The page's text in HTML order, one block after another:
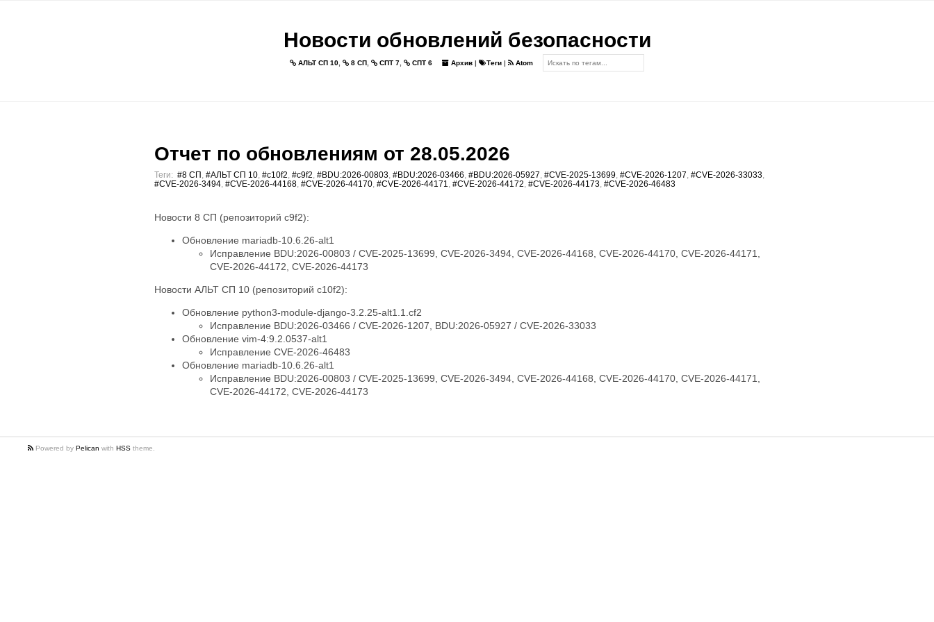
Новости обновлений безопасности
АЛЬТ СП 10 8 СП СПТ 7 СПТ 6 Архив | Теги | Atom
Отчет по обновлениям от 28.05.2026
Теги: #8 СП #АЛЬТ СП 10 #c10f2 #c9f2 #BDU:2026-00803 #BDU:2026-03466 #BDU:2026-05927 #CVE-2025-13699 #CVE-2026-1207 #CVE-2026-33033
#CVE-2026-3494 #CVE-2026-44168 #CVE-2026-44170 #CVE-2026-44171 #CVE-2026-44172 #CVE-2026-44173 #CVE-2026-46483
Новости 8 СП (репозиторий c9f2):
Обновление mariadb-10.6.26-alt1
Исправление BDU:2026-00803 / CVE-2025-13699, CVE-2026-3494, CVE-2026-44168, CVE-2026-44170, CVE-2026-44171,
CVE-2026-44172, CVE-2026-44173
Новости АЛЬТ СП 10 (репозиторий c10f2):
Обновление python3-module-django-3.2.25-alt1.1.cf2
Исправление BDU:2026-03466 / CVE-2026-1207, BDU:2026-05927 / CVE-2026-33033
Обновление vim-4:9.2.0537-alt1
Исправление CVE-2026-46483
Обновление mariadb-10.6.26-alt1
Исправление BDU:2026-00803 / CVE-2025-13699, CVE-2026-3494, CVE-2026-44168, CVE-2026-44170, CVE-2026-44171,
CVE-2026-44172, CVE-2026-44173
Powered by Pelican with HSS theme.